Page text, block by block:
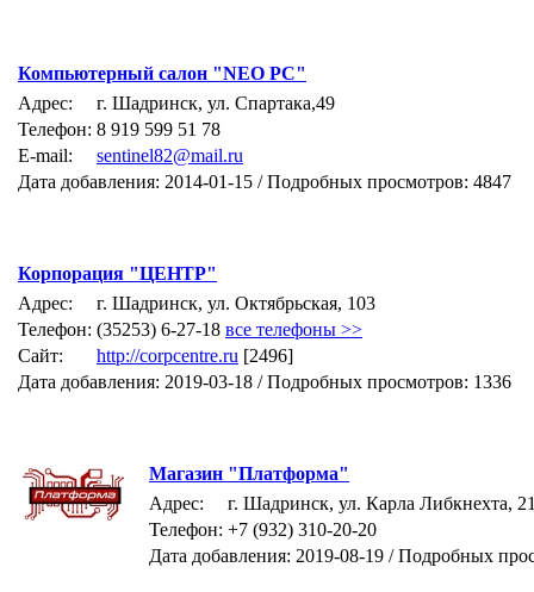
Компьютерный салон "NEO PC"
Адрес:
г. Шадринск, ул. Спартака,49
Телефон: 8 919 599 51 78
E-mail:
sentinel82@mail.ru
Дата добавления: 2014-01-15 / Подробных просмотров: 4847
Корпорация "ЦЕНТР"
Адрес:
г. Шадринск, ул. Октябрьская, 103
Телефон: (35253) 6-27-18 все телефоны >>
Сайт:
http://corpcentre.ru [2496]
Дата добавления: 2019-03-18 / Подробных просмотров: 1336
Магазин "Платформа"
Адрес:
г. Шадринск, ул. Карла Либкнехта,
Телефон: +7 (932) 310-20-20
Дата добавления: 2019-08-19 / Подробных